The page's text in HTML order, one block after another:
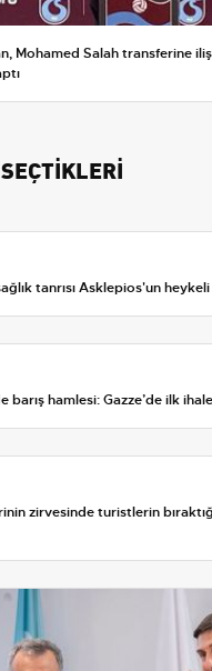
Mohamed Salah transferine
tanrısı Asklepios'un
barış hamlesi: Gazze’de ilk
zirvesinde turistlerin